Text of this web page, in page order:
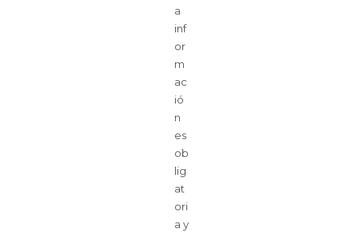
a
inf
or
m
ac
ió
n
es
ob
lig
at
ori
a y